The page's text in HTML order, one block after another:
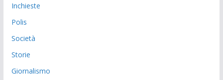
Inchieste
Polis
Società
Storie
Giornalismo